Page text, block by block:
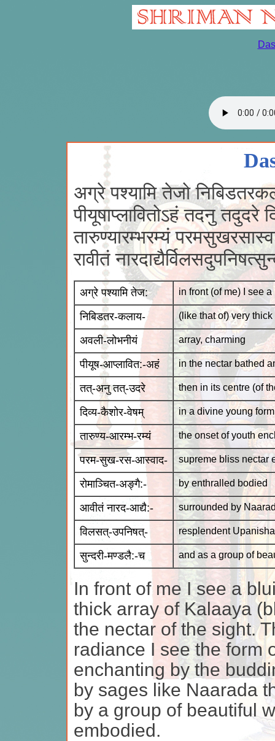
अग्रे पश्यामि तेजो
पीयूषाप्लावितोऽहं तदनु तदुदरे
तारुण्यारम्भरम्यं
रावीतं
अग्रे पश्यामि तेज: in front (of me) I see
निबिडतर-कलाय- (like that of) very
अवली-लोभनीयं array, charming
पीयूष-आप्लावित:-अहं in the nectar bathed
तत्-अनु तत्-उदरे then in its centre (of
दिव्य-कैशोर-वेषम् in a divine young
तारुण्य-आरम्भ-रम्यं the onset of youth
परम-सुख-रस-आस्वाद- supreme bliss nectar
रोमाञ्चित-अङ्गै:- by enthralled bodied
आवीतं नारद-आद्यै:- surrounded by
विलसत्-उपनिषत्- resplendent
सुन्दरी-मण्डलै:-च and as a group of
In front of me I see a
thick array of Kalaaya
the nectar of the sight.
radiance I see the form
enchanting by the
by sages like Naarada
by a group of beautiful
embodied.